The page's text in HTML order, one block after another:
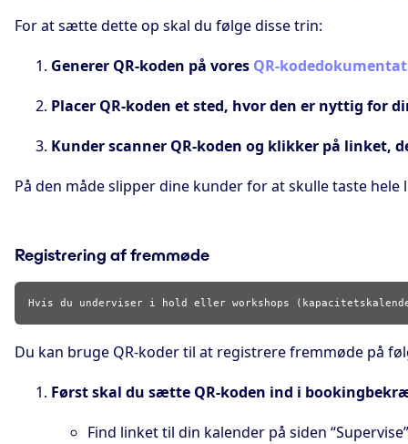
For at sætte dette op skal du følge disse trin:
Generer QR-koden på vores QR-
Placer QR-koden et sted, hvor den er nyttig for
Kunder scanner QR-koden og klikker på linket,
På den måde slipper dine kunder for at skulle taste
Registrering af fremmøde
Du kan bruge QR-koder til at registrere fremmøde på
Først skal du sætte QR-koden ind i
Find linket til din kalender på siden